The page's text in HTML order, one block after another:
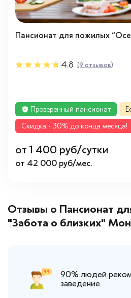
Пансионат для пожилых
4.8 (9 отзывов)
Проверенный пансионат
Cкидка - 30% до конца месяца!
от 1 400 руб/сутки
от 42 000 руб/мес.
Отзывы о Пансионат
"Забота о близких"
90% людей
заведение